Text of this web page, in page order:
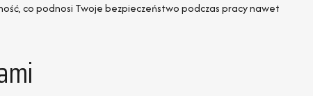
co podnosi Twoje bezpieczeństwo podczas pracy nawet